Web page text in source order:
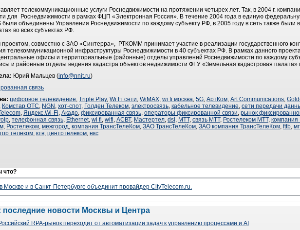
телекоммуникационные услуги Роснедвижимости на протяжении четырех лет. Так, в 2004 г.
для Роснедвижимости в рамках ФЦП «Электронная Россия». В течение 2004 года в единую
были объединены Управления Роснедвижимости по каждому субъекту РФ, в 2005 году в сеть также
во всех субъектах РФ.
совместно с ЗАО «Синтерра», РТКОММ принимает участие в реализации государственного
телекоммуникационной инфраструктуры Роснедвижимости в 40 субъектах РФ. В рамках данного проекта
офисы и территориальные (районные) отделы управлений Роснедвижимости по каждому
и районные отделы ведения кадастра объектов недвижимости ФГУ «Земельная кадастровая палата»
Юрий Мальцев (info@nnit.ru)
связь
цифровое телевидение, Triple Play, Wi Fi сети, WiMAX, wi fi москва, 5G, АртКом, Art Communications,
Комстар ОТС, NGN , хот-спот, Голден Телеком, электросвязь, кабельное телевидение, сети передачи
, Яндекс.Wi-Fi, Акадо, фиксированная связь, операторы фиксированной связи, рынок
, телефонная связь, Ethernet, wi fi, wifi, АСВТ, Мастертел, dsl , МТТ, связь МТТ, Ростелеком МТТ, компания
, Ростелеком, межгород, компания ТрансТелеКом, ЗАО ТрансТелеКом, ЗАО компания ТрансТелеКом, fttb,
телеком, ктв, центртелеком, нкс
что?
и в Санкт-Петербурге объединит провайдер CityTelecom.ru.
последние новости Москвы и Центра
RPA-рынок переходит от автоматизации задач к управлению процессами и AI